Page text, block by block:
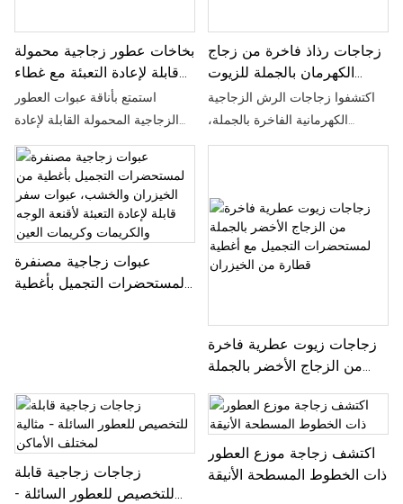
للبيئة جاذبيتها الطبيعية.
بخاخات عطور زجاجية محمولة
قابلة لإعادة التعبئة مع غطاء
رش من الألومنيوم، سعة 2
مل، 3 مل، 5 مل
استمتع بأناقة عبوات العطور
الزجاجية المحمولة القابلة لإعادة
التعبئة. متوفرة بسعات 2 مل، 3
مل، و5 مل، وتتميز بهيكل متين
سميك وغطاء من الألومنيوم الفاخر.
مصنوعة من مواد صديقة للبيئة،
هذه الزجاجات متعددة الاستخدامات
مثالية لحفظ العطور والزيوت
العطرية وسوائل العناية بالبشرة،
زجاجات رذاذ فاخرة من زجاج
الكهرمان بالجملة للزيوت
العطرية والعطور، بسعات 5
مل، 10 مل، 15 مل، 20 مل،
اكتشفوا زجاجات الرش الزجاجية
الكهرمانية الفاخرة بالجملة،
المتوفرة بأحجام متنوعة من 5 مل
ومحاليل التنظيف المنزلية، تحمي
هذه الزجاجات الكهرمانية المتينة
محتوياتها من الأشعة فوق
البنفسجية، كما أنها توفر بديلاً أنيقاً
عبوات زجاجية مصنفرة
لمستحضرات التجميل بأغطية
زجاجات زيوت عطرية فاخرة
من الزجاج الأخضر بالجملة
أغطية قطارة من الخيزران
زجاجات زجاجية قابلة
للتخصيص للعطور السائلة -
اكتشف زجاجة موزع العطور
ذات الخطوط المسطحة الأنيقة